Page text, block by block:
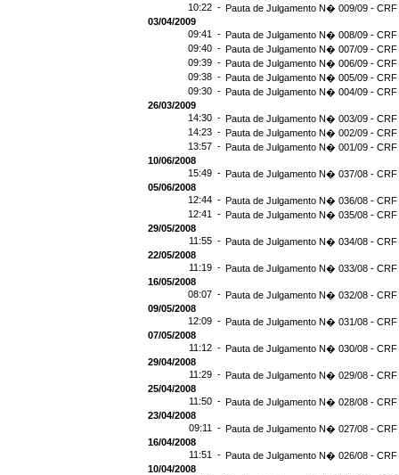
10:22 - Pauta de Julgamento N� 009/09 - CRF
03/04/2009
09:41 - Pauta de Julgamento N� 008/09 - CRF
09:40 - Pauta de Julgamento N� 007/09 - CRF
09:39 - Pauta de Julgamento N� 006/09 - CRF
09:38 - Pauta de Julgamento N� 005/09 - CRF
09:30 - Pauta de Julgamento N� 004/09 - CRF
26/03/2009
14:30 - Pauta de Julgamento N� 003/09 - CRF
14:23 - Pauta de Julgamento N� 002/09 - CRF
13:57 - Pauta de Julgamento N� 001/09 - CRF
10/06/2008
15:49 - Pauta de Julgamento N� 037/08 - CRF
05/06/2008
12:44 - Pauta de Julgamento N� 036/08 - CRF
12:41 - Pauta de Julgamento N� 035/08 - CRF
29/05/2008
11:55 - Pauta de Julgamento N� 034/08 - CRF
22/05/2008
11:19 - Pauta de Julgamento N� 033/08 - CRF
16/05/2008
08:07 - Pauta de Julgamento N� 032/08 - CRF
09/05/2008
12:09 - Pauta de Julgamento N� 031/08 - CRF
07/05/2008
11:12 - Pauta de Julgamento N� 030/08 - CRF
29/04/2008
11:29 - Pauta de Julgamento N� 029/08 - CRF
25/04/2008
11:50 - Pauta de Julgamento N� 028/08 - CRF
23/04/2008
09:11 - Pauta de Julgamento N� 027/08 - CRF
16/04/2008
11:51 - Pauta de Julgamento N� 026/08 - CRF
10/04/2008